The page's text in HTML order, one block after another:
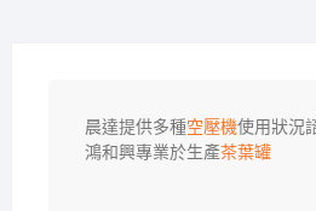
晨達提供多種空壓機使用狀況
鴻和興專業於生產茶葉罐